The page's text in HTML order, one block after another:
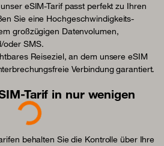
eSIM-Tarif passt perfekt zu Ihren
Sie eine Hochgeschwindigkeits-
großzügigen Datenvolumen,
oder SMS.
Reiseziel, an dem unsere eSIM
Verbindung garantiert.
Tarif in nur wenigen
behalten Sie die Kontrolle über Ihre
Loading...